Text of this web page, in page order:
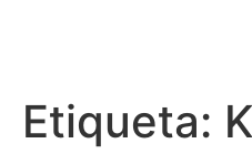
Etiqueta: